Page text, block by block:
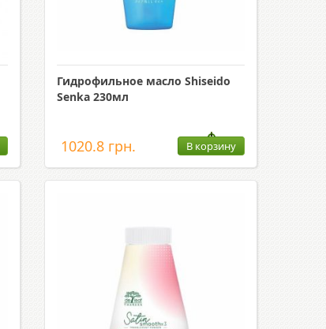
Гидрофильное масло Shiseido
Senka 230мл
1020.8 грн. В корзину